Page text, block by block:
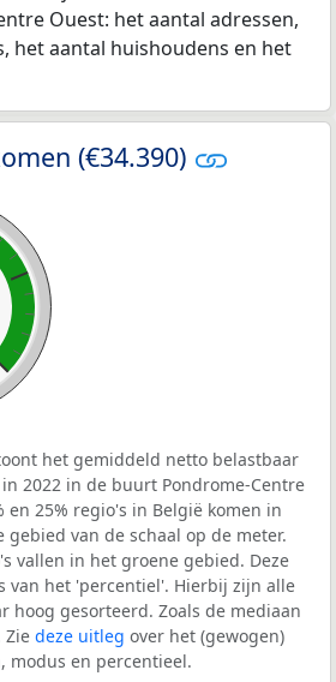
Ouest: het aantal adressen,
het aantal huishoudens en het
(€34.390)
het gemiddeld netto belastbaar
2022 in de buurt Pondrome-Centre
en 25% regio's in België komen in
van de schaal op de meter.
vallen in het groene gebied. Deze
van het 'percentiel'. Hierbij zijn alle
hoog gesorteerd. Zoals de mediaan
Zie deze uitleg over het (gewogen)
modus en percentieel.